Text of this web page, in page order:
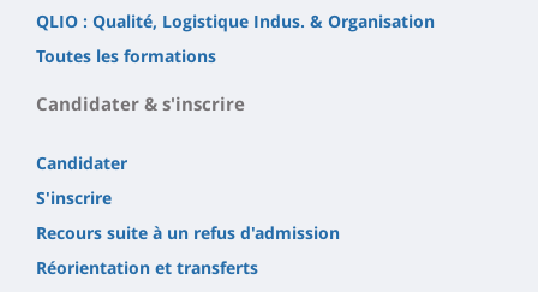
QLIO : Qualité, Logistique Indus. & Organisation
Toutes les formations
Candidater & s'inscrire
Candidater
S'inscrire
Recours suite à un refus d'admission
Réorientation et transferts